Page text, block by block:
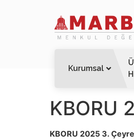
Kurumsal
KBORU
KBORU 2025 3.